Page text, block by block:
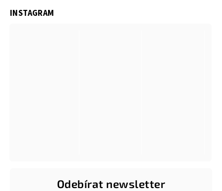
INSTAGRAM
Odebírat newsletter